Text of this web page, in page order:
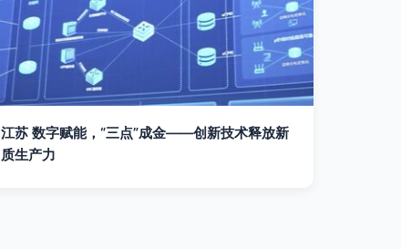
江苏 数字赋能，“三点”成金——创新技术释放新
质生产力